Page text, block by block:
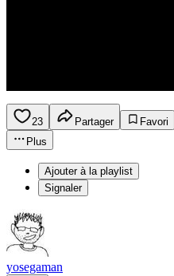
23 Partager
Favori
Plus
Ajouter à la playlist
Signaler
yosegaman